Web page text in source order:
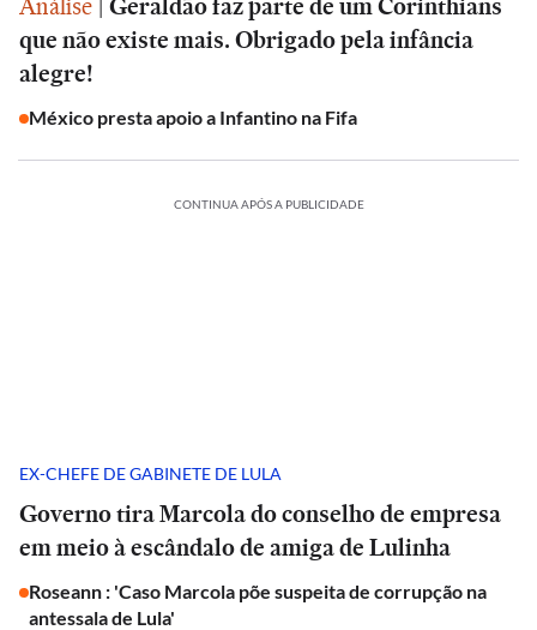
que não existe mais. Obrigado pela infância
alegre!
México presta apoio a Infantino na Fifa
CONTINUA APÓS A PUBLICIDADE
EX-CHEFE DE GABINETE DE LULA
Governo tira Marcola do conselho de empresa
em meio à escândalo de amiga de Lulinha
Roseann : 'Caso Marcola põe suspeita de corrupção na
antessala de Lula'